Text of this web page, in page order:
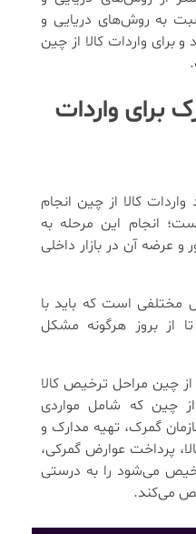
به روش‌های دریایی و
برای واردات کالا از چین
برای واردات
کالا از چین انجام
انجام این مرحله به
و عرضه آن در بازار داخلی
است که باید با
از بروز هرگونه مشکل
چین مراحل ترخیص کالا
چین که شامل مواردی
گمرک، تهیه مدارک و
پرداخت عوارض گمرکی،
می‌شود را به درستی
می‌کند.